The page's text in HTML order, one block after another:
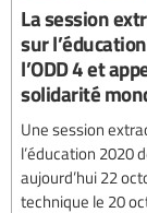
La session
sur
l’ODD 4 et
solidarité
Une session
l’éducation 2020
aujourd’hui 22
technique le 20